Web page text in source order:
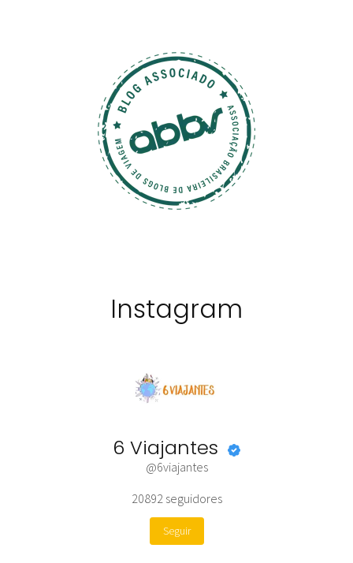
Instagram
6 Viajantes
@6viajantes
20892 seguidores
Seguir